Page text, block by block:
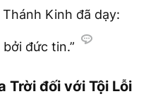
Kinh đã dạy:
đức tin.”
Trời đối với Tội Lỗi